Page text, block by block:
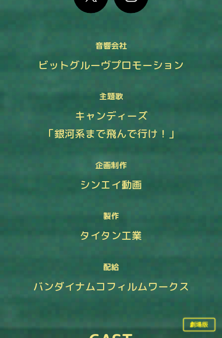
音響会社
ビットグルーヴプロモーション
主題歌
キャンディーズ
「銀河系まで飛んで行け！」
企画制作
シンエイ動画
製作
タイタン工業
配給
バンダイナムコフィルムワークス